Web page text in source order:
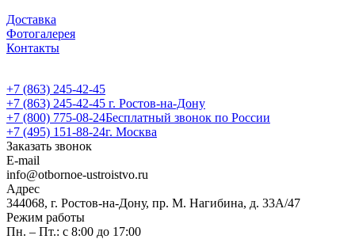
Доставка
Фотогалерея
Контакты
+7 (863) 245-42-45
+7 (863) 245-42-45 г. Ростов-на-Дону
+7 (800) 775-08-24Бесплатный звонок по России
+7 (495) 151-88-24г. Москва
Заказать звонок
E-mail
info@otbornoe-ustroistvo.ru
Адрес
344068, г. Ростов-на-Дону, пр. М. Нагибина, д. 33А/47
Режим работы
Пн. – Пт.: с 8:00 до 17:00